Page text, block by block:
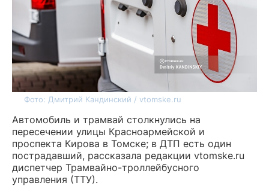
Фото: Дмитрий Кандинский / vtomske.ru
Автомобиль и трамвай столкнулись на
пересечении улицы Красноармейской и
проспекта Кирова в Томске; в ДТП есть один
пострадавший, рассказала редакции vtomske.ru
диспетчер Трамвайно-троллейбусного
управления (ТТУ).